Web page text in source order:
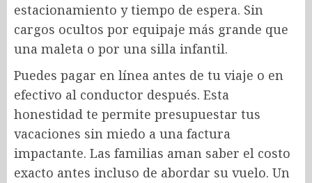
estacionamiento y tiempo de espera. Sin
cargos ocultos por equipaje más grande que
una maleta o por una silla infantil.
Puedes pagar en línea antes de tu viaje o en
efectivo al conductor después. Esta
honestidad te permite presupuestar tus
vacaciones sin miedo a una factura
impactante. Las familias aman saber el costo
exacto antes incluso de abordar su vuelo. Un